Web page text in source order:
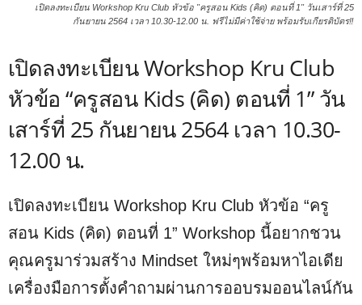
เปิดลงทะเบียน Workshop Kru Club หัวข้อ "ครูสอน Kids (คิด) ตอนที่ 1" วันเสาร์ที่ 25
กันยายน 2564 เวลา 10.30-12.00 น. ฟรีไม่มีค่าใช้จ่าย พร้อมรับเกียรติบัตร‼️
เปิดลงทะเบียน Workshop Kru Club
หัวข้อ “ครูสอน Kids (คิด) ตอนที่ 1” วัน
เสาร์ที่ 25 กันยายน 2564 เวลา 10.30-
12.00 น.
เปิดลงทะเบียน Workshop Kru Club หัวข้อ “ครู
สอน Kids (คิด) ตอนที่ 1” Workshop นี้อยากชวน
คุณครูมาร่วมสร้าง Mindset ใหม่ๆพร้อมหาไอเดีย
เครื่องมือการตั้งคำถามผ่านการออบรมออนไลน์กัน